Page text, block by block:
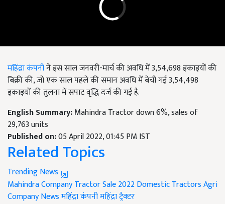
महिंद्रा कंपनीने इस साल जनवरी-मार्च की अवधि में 3,54,698 इकाइयों की
बिक्री की, जो एक साल पहले की समान अवधि में बेची गई 3,54,498
इकाइयों की तुलना में सपाट वृद्धि दर्ज की गई है.
English Summary:Mahindra Tractor down 6%, sales of
29,763 units
Published on:05 April 2022, 01:45 PM IST
Related Topics
Trending News
Mahindra CompanyTractor Sale 2022Domestic TractorsAgri
Company Newsमहिंद्रा कंपनीमहिंद्रा ट्रैक्टर